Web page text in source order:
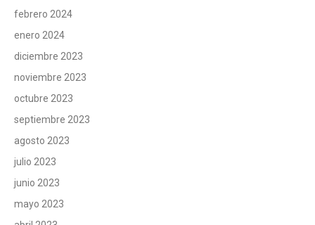
febrero 2024
enero 2024
diciembre 2023
noviembre 2023
octubre 2023
septiembre 2023
agosto 2023
julio 2023
junio 2023
mayo 2023